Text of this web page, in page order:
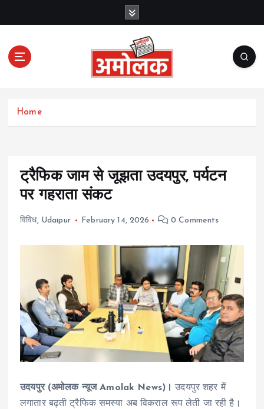
c
Amolak News
Home
ट्रैफिक जाम से जूझता उदयपुर, पर्यटन
पर गहराता संकट
विविध, Udaipur February 14, 2026 0 Comments
उदयपुर (अमोलक न्यूज Amolak News)। उदयपुर शहर में
लगातार बढ़ती ट्रैफिक समस्या अब विकराल रूप लेती जा रही है।